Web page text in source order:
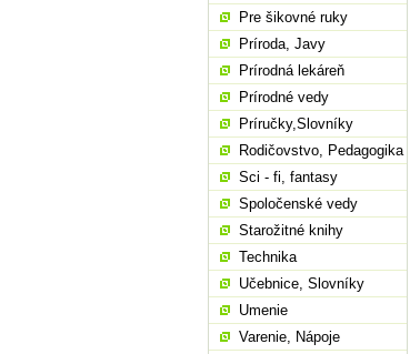
Pre šikovné ruky
Príroda, Javy
Prírodná lekáreň
Prírodné vedy
Príručky,Slovníky
Rodičovstvo, Pedagogika
Sci - fi, fantasy
Spoločenské vedy
Starožitné knihy
Technika
Učebnice, Slovníky
Umenie
Varenie, Nápoje